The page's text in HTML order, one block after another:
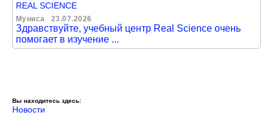
REAL SCIENCE
Муниса 23.07.2026
Здравствуйте, учебный центр Real Science очень
помогает в изучение ...
Вы находитесь здесь:
Новости